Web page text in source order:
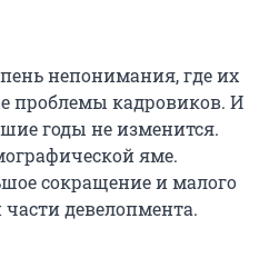
непонимания, где их
проблемы кадровиков. И
годы не изменится.
яме.
сокращение и малого
части девелопмента.